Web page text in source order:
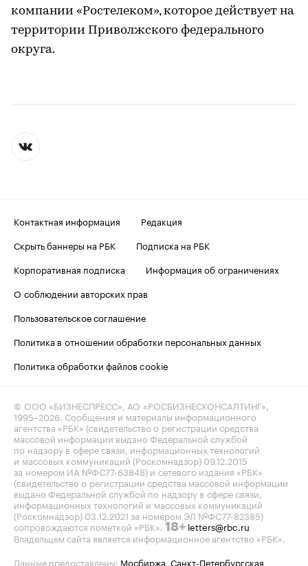
компании «Ростелеком», которое действует на
территории Приволжского федерального
округа.
Контактная информация
Редакция
Скрыть баннеры на РБК
Подписка на РБК
Корпоративная подписка
Информация об ограничениях
О соблюдении авторских прав
Пользовательское соглашение
Политика в отношении обработки персональных данных
Политика обработки файлов cookie
© ООО «БИЗНЕСПРЕСС», АО «РОСБИЗНЕСКОНСАЛТИНГ»,
1995–2026. Сообщения и материалы информационного
агентства «РБК» (свидетельство о регистрации средства
массовой информации выдано Федеральной службой
по надзору в сфере связи, информационных технологий
и массовых коммуникаций (Роскомнадзор) 09.12.2015
за номером ИА №ФС77-63848) и сетевого издания «РБК»
(свидетельство о регистрации средства массовой информации
выдано Федеральной службой по надзору в сфере связи,
информационных технологий и массовых коммуникаций
(Роскомнадзор) 03.12.2021 за номером ЭЛ №ФС77-82385)
сопровождаются пометкой «РБК». 18+ letters@rbc.ru
Владельцем сайта является информационное агентство «РБК».
Данные предоставлены: Мосбиржа, Санкт-Петербургская